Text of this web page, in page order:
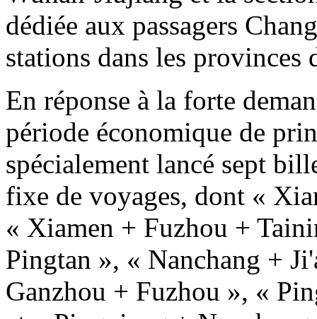
dédiée aux passagers
stations dans les
En réponse à la forte
période économique de
spécialement lancé sept
fixe de voyages, dont «
« Xiamen + Fuzhou +
Pingtan », « Nanchang +
Ganzhou + Fuzhou », «